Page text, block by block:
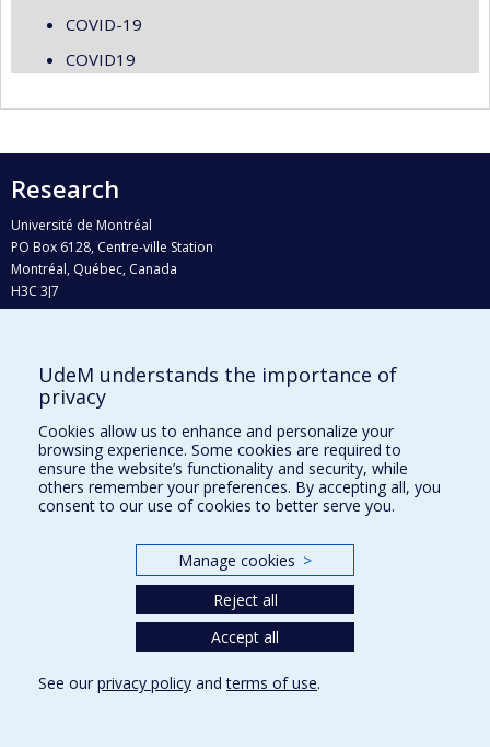
COVID-19
COVID19
Research
Université de Montréal
PO Box 6128, Centre-ville Station
Montréal, Québec, Canada
H3C 3J7
Who does what?
Find us
Site map
Accessibility
UdeM understands the importance of
privacy
Cookies allow us to enhance and personalize your
browsing experience. Some cookies are required to
ensure the website’s functionality and security, while
others remember your preferences. By accepting all, you
consent to our use of cookies to better serve you.
Manage cookies >
Reject all
Accept all
See our privacy policy andterms of use.